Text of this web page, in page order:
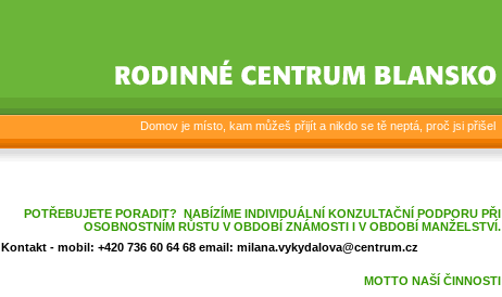
Domov je místo, kam můžeš přijít a nikdo se tě neptá, proč jsi přišel
POTŘEBUJETE PORADIT? NABÍZÍME INDIVIDUÁLNÍ KONZULTAČNÍ PODPORU PŘI
OSOBNOSTNÍM RŮSTU V OBDOBÍ ZNÁMOSTI I V OBDOBÍ MANŽELSTVÍ.
Kontakt - mobil: +420 736 60 64 68 email: milana.vykydalova@centrum.cz
MOTTO NAŠÍ ČINNOSTI